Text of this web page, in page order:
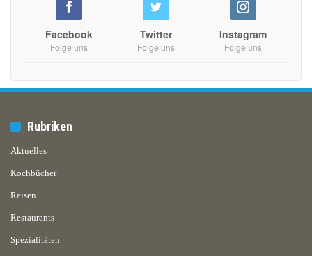
Facebook
Folge uns
Twitter
Folge uns
Instagram
Folge uns
Rubriken
Aktuelles
Kochbücher
Reisen
Restaurants
Spezialitäten